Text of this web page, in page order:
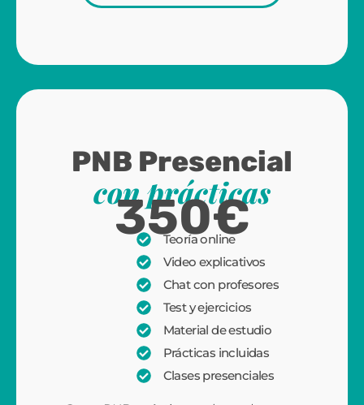
PNB Presencial
con prácticas
350€
Teoría online
Video explicativos
Chat con profesores
Test y ejercicios
Material de estudio
Prácticas incluidas
Clases presenciales